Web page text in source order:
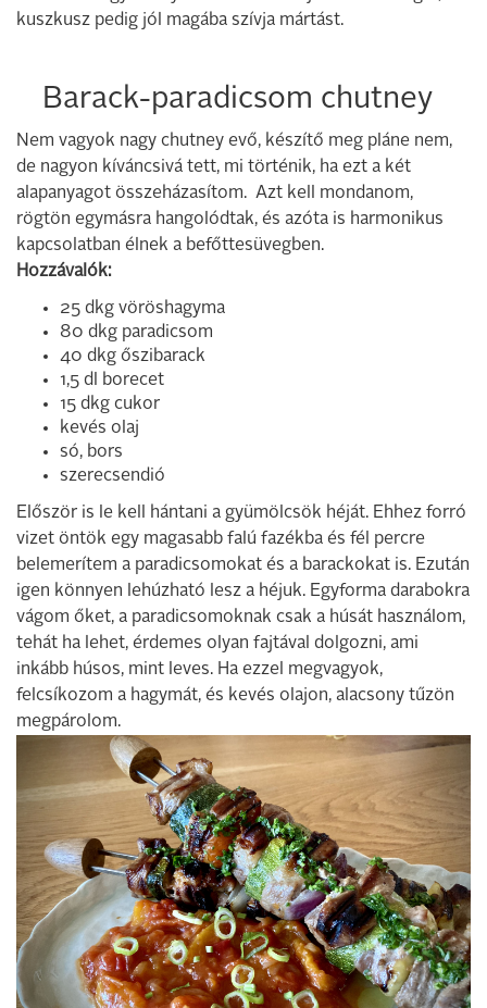
kuszkusz pedig jól magába szívja mártást.
Barack-paradicsom chutney
Nem vagyok nagy chutney evő, készítő meg pláne nem,
de nagyon kíváncsivá tett, mi történik, ha ezt a két
alapanyagot összeházasítom. Azt kell mondanom,
rögtön egymásra hangolódtak, és azóta is harmonikus
kapcsolatban élnek a befőttesüvegben.
Hozzávalók:
25 dkg vöröshagyma
80 dkg paradicsom
40 dkg őszibarack
1,5 dl borecet
15 dkg cukor
kevés olaj
só, bors
szerecsendió
Először is le kell hántani a gyümölcsök héját. Ehhez forró
vizet öntök egy magasabb falú fazékba és fél percre
belemerítem a paradicsomokat és a barackokat is. Ezután
igen könnyen lehúzható lesz a héjuk. Egyforma darabokra
vágom őket, a paradicsomoknak csak a húsát használom,
tehát ha lehet, érdemes olyan fajtával dolgozni, ami
inkább húsos, mint leves. Ha ezzel megvagyok,
felcsíkozom a hagymát, és kevés olajon, alacsony tűzön
megpárolom.